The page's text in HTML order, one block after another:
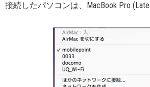
接続したパソコンは、MacBook Pro (Late